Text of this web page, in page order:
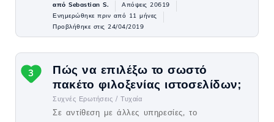
από Sebastian S.
Απόψεις 20619
Ενημερώθηκε πριν από 11 μήνες
Προβλήθηκε στις 24/04/2019
Πώς να επιλέξω το σωστό
πακέτο φιλοξενίας ιστοσελίδων;
Συχνές Ερωτήσεις / Τυχαία
Σε αντίθεση με άλλες υπηρεσίες, το
3